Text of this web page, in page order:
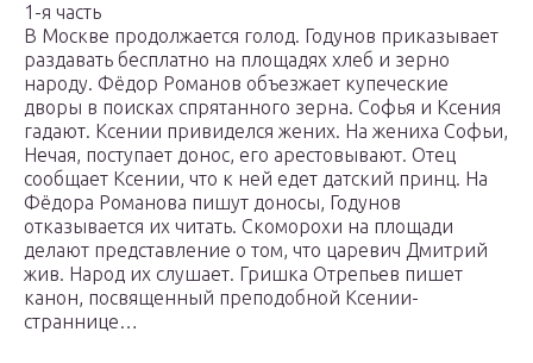
1-я часть
В Москве продолжается голод. Годунов приказывает
раздавать бесплатно на площадях хлеб и зерно
народу. Фёдор Романов объезжает купеческие
дворы в поисках спрятанного зерна. Софья и Ксения
гадают. Ксении привиделся жених. На жениха Софьи,
Нечая, поступает донос, его арестовывают. Отец
сообщает Ксении, что к ней едет датский принц. На
Фёдора Романова пишут доносы, Годунов
отказывается их читать. Скоморохи на площади
делают представление о том, что царевич Дмитрий
жив. Народ их слушает. Гришка Отрепьев пишет
канон, посвященный преподобной Ксении-
страннице…